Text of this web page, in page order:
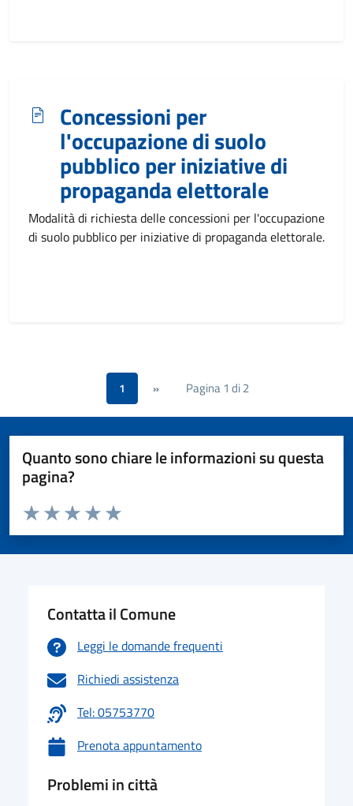
Concessioni per
l'occupazione di suolo
pubblico per iniziative di
propaganda elettorale
Modalità di richiesta delle concessioni per l'occupazione
di suolo pubblico per iniziative di propaganda elettorale.
1 » Pagina 1 di 2
Quanto sono chiare le informazioni su questa
pagina?
Valuta da 1 a 5 stelle la pagina
Valuta 5 stelle su 5
Valuta 4 stelle su 5
Valuta 3 stelle su 5
Valuta 2 stelle su 5
Valuta 1 stelle su 5
Contatta il Comune
Leggi le domande frequenti
Richiedi assistenza
Tel: 05753770
Prenota appuntamento
Problemi in città